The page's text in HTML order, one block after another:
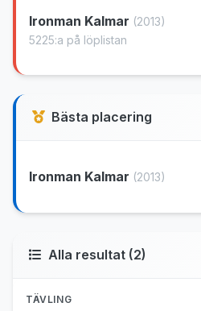
Ironman Kalmar (2013)
5225:a på löplistan
Bästa placering
Ironman Kalmar (2013)
Alla resultat (2)
TÄVLING